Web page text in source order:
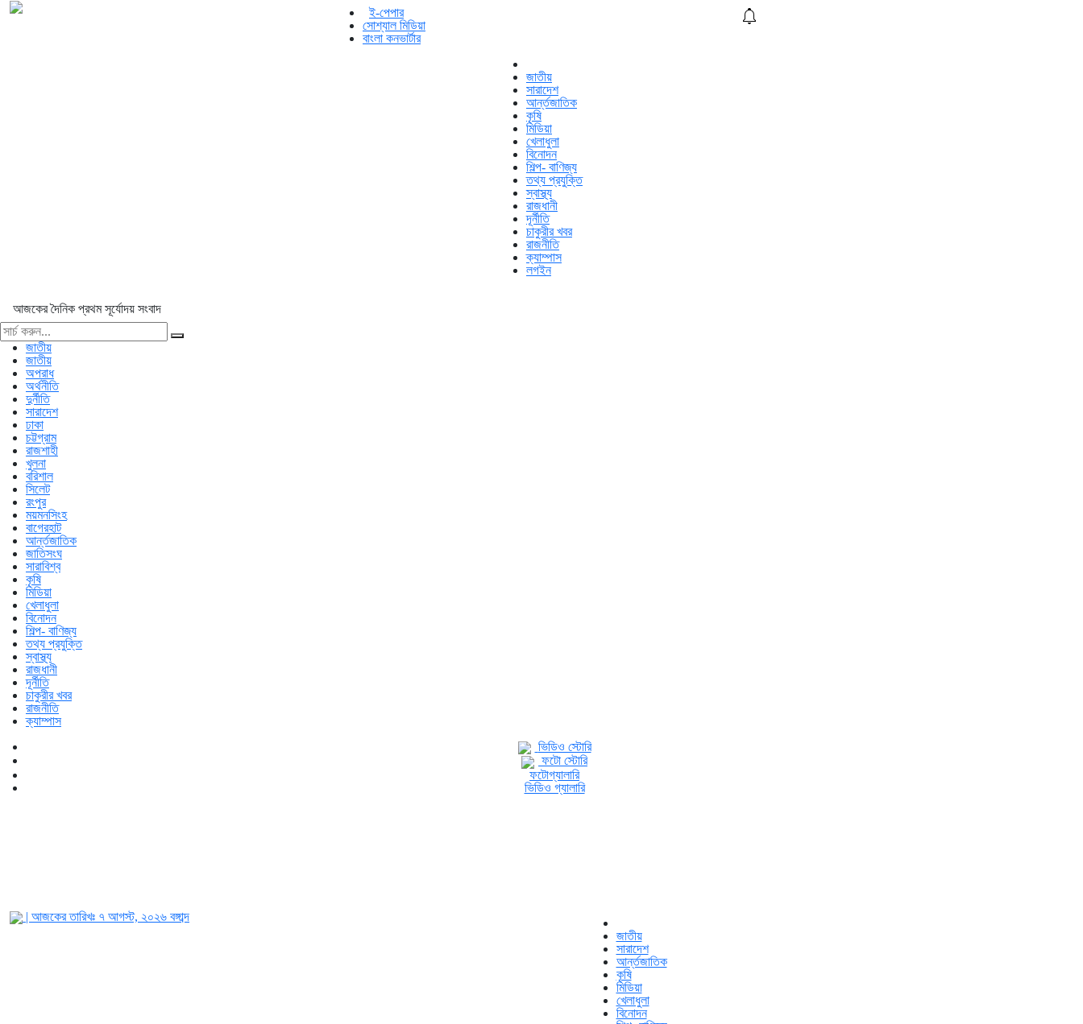
ই-পেপার
সোশ্যাল মিডিয়া
বাংলা কনভার্টার
জাতীয়
সারাদেশ
আর্ন্তজাতিক
কৃষি
মিডিয়া
খেলাধুলা
বিনোদন
শিল্প- বাণিজ্য
তথ্য প্রযুক্তি
স্বাস্থ্য
রাজধানী
দূর্নীতি
চাকুরীর খবর
রাজনীতি
ক্যাম্পাস
লগইন
আজকের দৈনিক প্রথম সূর্যোদয় সংবাদ
জাতীয়
জাতীয়
অপরাধ
অর্থনীতি
দুর্নীতি
সারাদেশ
ঢাকা
চট্টগ্রাম
রাজশাহী
খুলনা
বরিশাল
সিলেট
রংপুর
ময়মনসিংহ
বাগেরহাট
আর্ন্তজাতিক
জাতিসংঘ
সারাবিশ্ব
কৃষি
মিডিয়া
খেলাধুলা
বিনোদন
শিল্প- বাণিজ্য
তথ্য প্রযুক্তি
স্বাস্থ্য
রাজধানী
দূর্নীতি
চাকুরীর খবর
রাজনীতি
ক্যাম্পাস
ভিডিও স্টোরি
ফটো স্টোরি
ফটোগ্যালারি
ভিডিও গ্যালারি
| আজকের তারিখঃ ৭ আগস্ট, ২০২৬ বঙ্গাব্দ
জাতীয়
সারাদেশ
আর্ন্তজাতিক
কৃষি
মিডিয়া
খেলাধুলা
বিনোদন